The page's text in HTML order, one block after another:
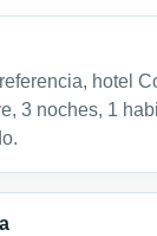
hotel
3 noches, 1